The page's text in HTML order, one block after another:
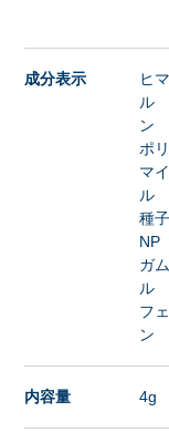
成分表示
ヒ
ル
ン
ポ
マ
ル
種
NP
ガ
ル
フ
ン
内容量 4g